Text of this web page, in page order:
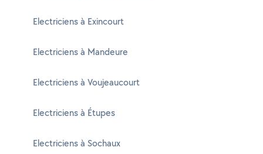
Electriciens à Exincourt
Electriciens à Mandeure
Electriciens à Voujeaucourt
Electriciens à Étupes
Electriciens à Sochaux